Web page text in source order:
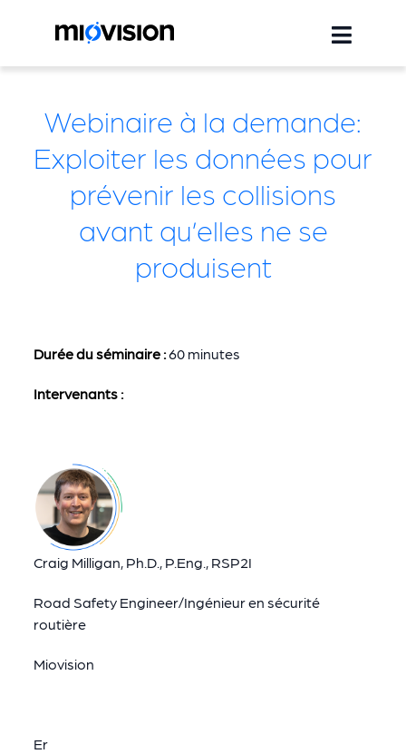
Webinaire à la demande:
Exploiter les données pour
prévenir les collisions
avant qu’elles ne se
produisent
Durée du séminaire :60 minutes
Intervenants :
Craig Milligan, Ph.D., P.Eng., RSP2I
Road Safety Engineer/Ingénieur en sécurité
routière
Miovision
Er